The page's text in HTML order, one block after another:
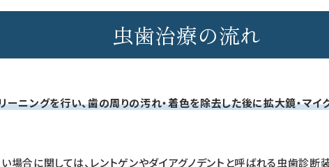
虫歯治療の流れ
ーニングを行い、歯の周りの汚れ・着色を除去した後に拡大鏡・マ
場合に関しては、レントゲンやダイアグノデントと呼ばれる虫歯診